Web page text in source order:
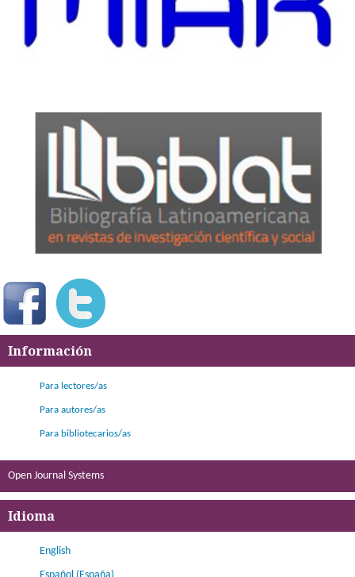
Información
Para lectores/as
Para autores/as
Para bibliotecarios/as
Open Journal Systems
Idioma
English